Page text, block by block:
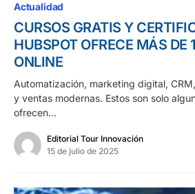
Actualidad
CURSOS GRATIS Y
HUBSPOT OFRECE MÁS DE
ONLINE
Automatización, marketing digital,
y ventas modernas. Estos son solo
ofrecen…
Editorial Tour Innovación
15 de julio de 2025